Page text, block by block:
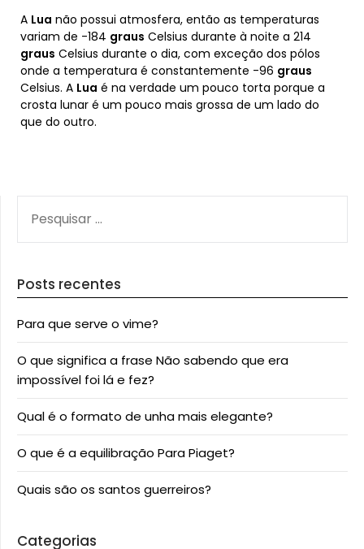
A Lua não possui atmosfera, então as temperaturas
variam de -184 graus Celsius durante à noite a 214
graus Celsius durante o dia, com exceção dos pólos
onde a temperatura é constantemente -96 graus
Celsius. A Lua é na verdade um pouco torta porque a
crosta lunar é um pouco mais grossa de um lado do
que do outro.
POR:
Posts recentes
Para que serve o vime?
O que significa a frase Não sabendo que era
impossível foi lá e fez?
Qual é o formato de unha mais elegante?
O que é a equilibração Para Piaget?
Quais são os santos guerreiros?
Categorias